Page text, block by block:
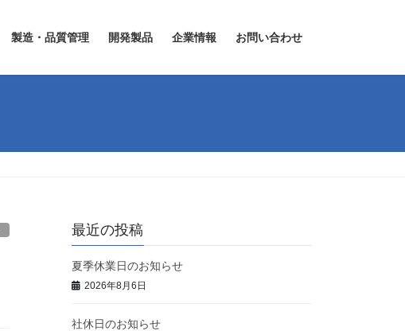
製造・品質管理 開発製品 企業情報 お問い合わせ
最近の投稿
夏季休業日のお知らせ
2026年8月6日
社休日のお知らせ